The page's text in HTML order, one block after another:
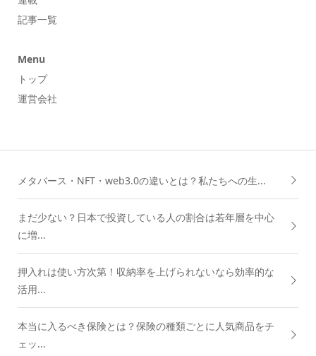
記事一覧
Menu
トップ
運営会社
メタバース・NFT・web3.0の違いとは？私たちへの生...
まだ少ない？日本で投資している人の割合は若年層を中心
に増...
押入れは使い方次第！収納率を上げられないなら効率的な
活用...
本当に入るべき保険とは？保険の種類ごとに人気商品をチ
ェッ...